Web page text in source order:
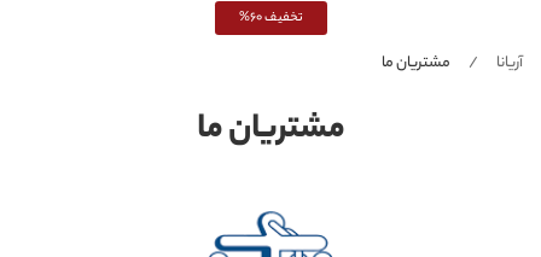
تخفیف 60%
مشتریان ما
آریانا مشتریان ما